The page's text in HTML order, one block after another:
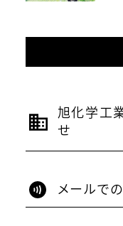
旭化学工
せ
メールで